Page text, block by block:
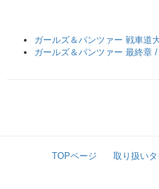
ガールズ＆パンツァー 戦車道
ガールズ＆パンツァー 最終章
TOPページ 取り扱い